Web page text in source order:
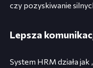
czy pozyskiwanie
Lepsza
System HRM działa